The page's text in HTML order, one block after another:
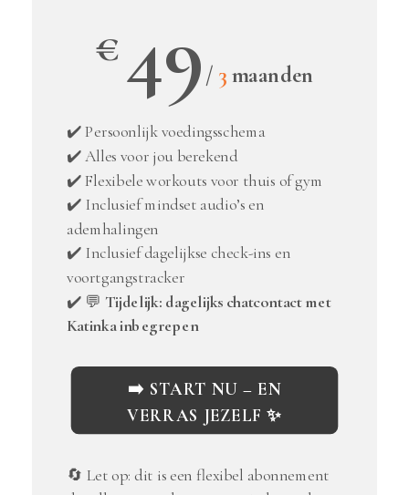
€49 / 3 maanden
✔️ Persoonlijk voedingsschema
✔️ Alles voor jou berekend
✔️ Flexibele workouts voor thuis of gym
✔️ Inclusief mindset audio’s en
ademhalingen
✔️ Inclusief dagelijkse check-ins en
voortgangstracker
✔️ 💬 Tijdelijk: dagelijks chatcontact met
Katinka inbegrepen
➡️ START NU – EN
VERRAS JEZELF ✨
🔄 Let op: dit is een flexibel abonnement